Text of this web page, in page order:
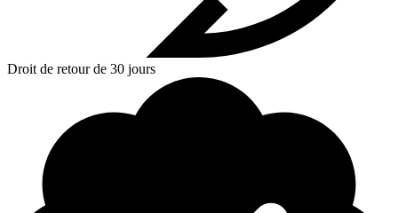
Droit de retour de 30 jours